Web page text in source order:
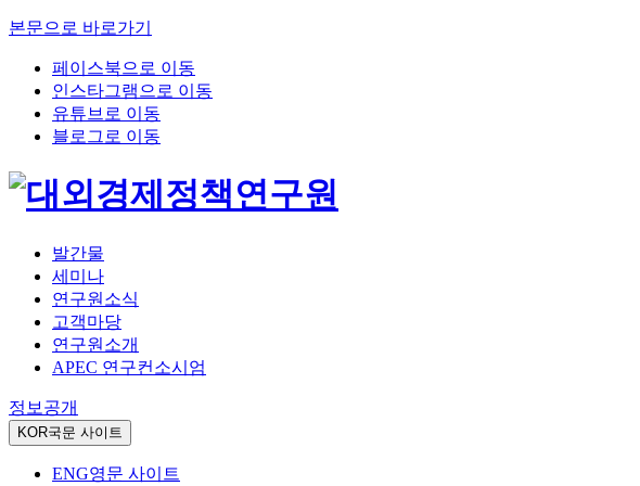
본문으로 바로가기
페이스북으로 이동
인스타그램으로 이동
유튜브로 이동
블로그로 이동
발간물
세미나
연구원소식
고객마당
연구원소개
APEC 연구컨소시엄
정보공개
KOR국문 사이트
ENG영문 사이트